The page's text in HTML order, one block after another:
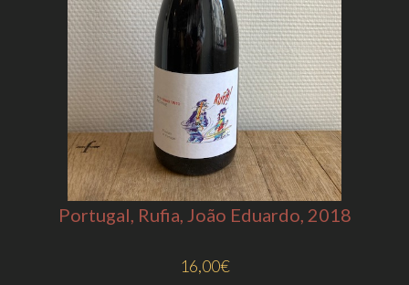
Portugal, Rufia, João Eduardo, 2018
16,00€